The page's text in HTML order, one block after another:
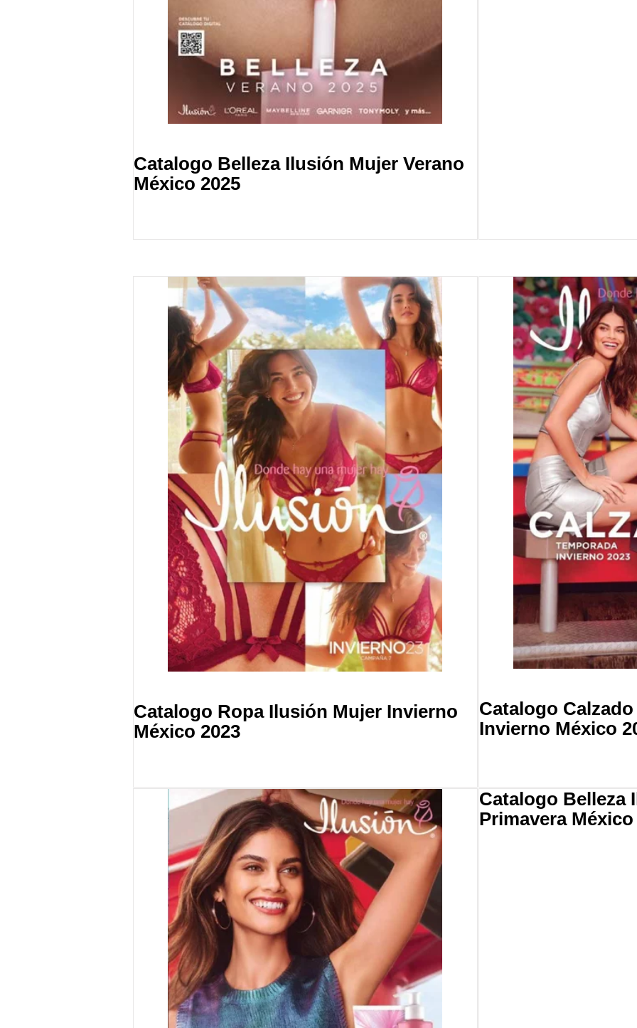
Catalogo Belleza Ilusión Mujer Verano
México 2025
Catalogo Ropa Ilusión Mujer Invierno
México 2023
Catalogo
Invierno México
Catalogo Belleza
Primavera México